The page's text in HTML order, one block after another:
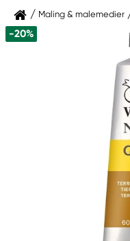
Maling & malemedier
-20%